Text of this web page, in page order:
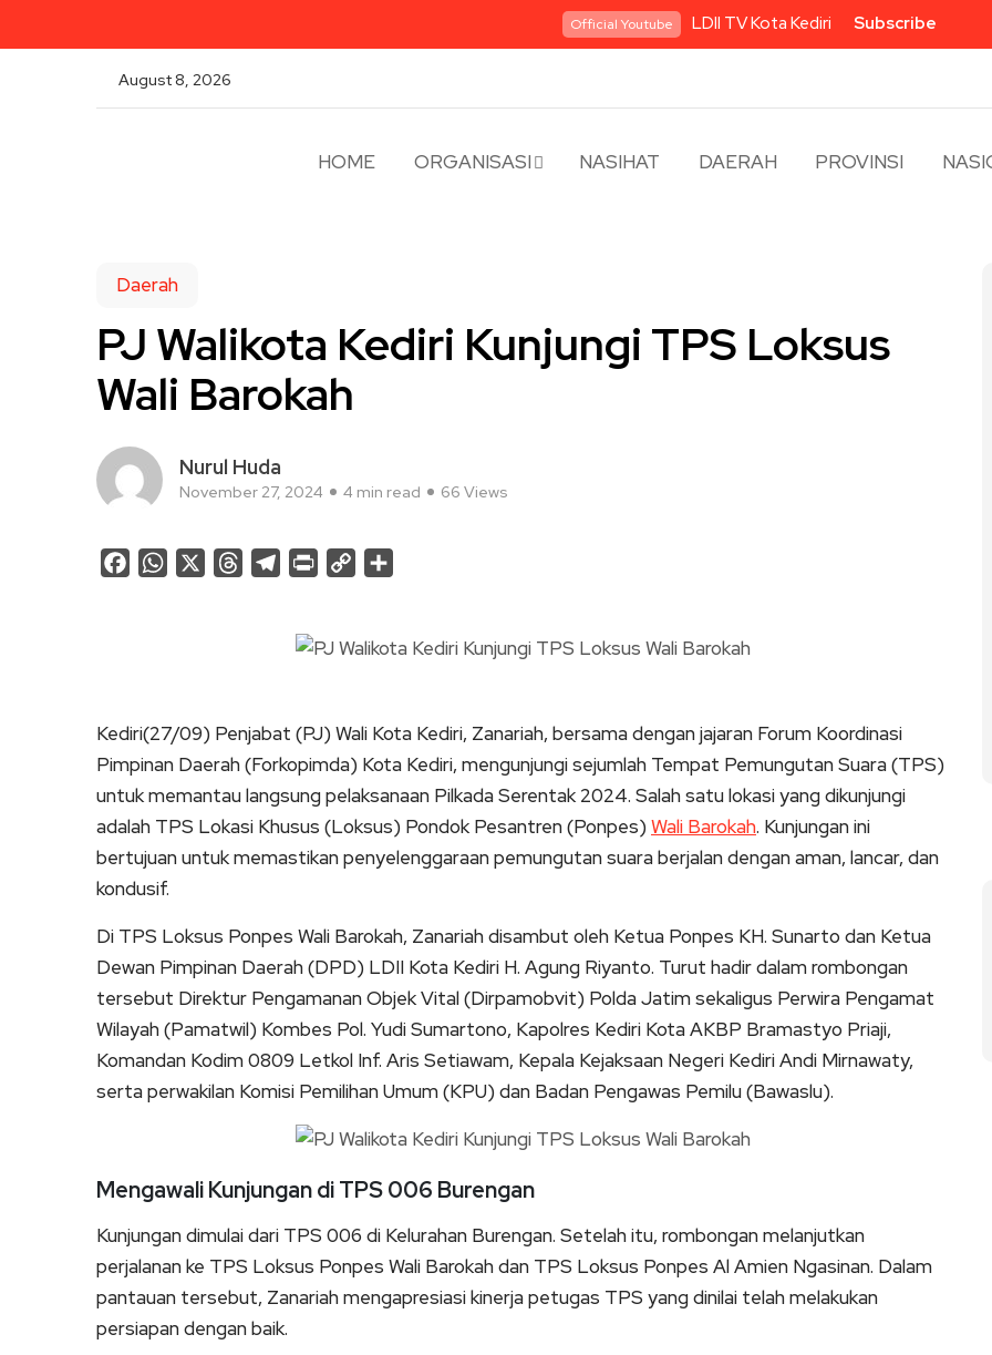
Official Youtube LDII TV Kota Kediri Subscribe
August 8, 2026
HOME ORGANISASI NASIHAT DAERAH PROVINSI
Daerah
PJ Walikota Kediri Kunjungi TPS Loksus
Wali Barokah
Nurul Huda
November 27, 2024 4 min read 66 Views
FacebookWhatsApp ThreadsTelegram
Print
Copy
Kediri(27/09) Penjabat (PJ) Wali Kota Kediri, Zanariah, bersama dengan jajaran Forum Koordinasi
Pimpinan Daerah (Forkopimda) Kota Kediri, mengunjungi sejumlah Tempat Pemungutan Suara (TPS)
untuk memantau langsung pelaksanaan Pilkada Serentak 2024. Salah satu lokasi yang dikunjungi
adalah TPS Lokasi Khusus (Loksus) Pondok Pesantren (Ponpes)Wali Barokah. Kunjungan ini
bertujuan untuk memastikan penyelenggaraan pemungutan suara berjalan dengan aman, lancar, dan
kondusif.
Di TPS Loksus Ponpes Wali Barokah, Zanariah disambut oleh Ketua Ponpes KH. Sunarto dan Ketua
Dewan Pimpinan Daerah (DPD) LDII Kota Kediri H. Agung Riyanto. Turut hadir dalam rombongan
tersebut Direktur Pengamanan Objek Vital (Dirpamobvit) Polda Jatim sekaligus Perwira Pengamat
Wilayah (Pamatwil) Kombes Pol. Yudi Sumartono, Kapolres Kediri Kota AKBP Bramastyo Priaji,
Komandan Kodim 0809 Letkol Inf. Aris Setiawam, Kepala Kejaksaan Negeri Kediri Andi Mirnawaty,
serta perwakilan Komisi Pemilihan Umum (KPU) dan Badan Pengawas Pemilu (Bawaslu).
Mengawali Kunjungan di TPS 006 Burengan
Kunjungan dimulai dari TPS 006 di Kelurahan Burengan. Setelah itu, rombongan melanjutkan
perjalanan ke TPS Loksus Ponpes Wali Barokah dan TPS Loksus Ponpes Al Amien Ngasinan. Dalam
pantauan tersebut, Zanariah mengapresiasi kinerja petugas TPS yang dinilai telah melakukan
persiapan dengan baik.